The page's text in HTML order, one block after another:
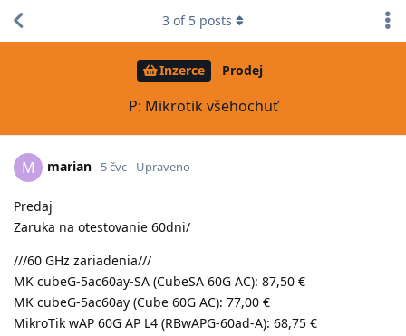
Inzerce Prodej
P: Mikrotik všehochuť
3 of 5 posts
M marian 5 čvc Upraveno
Predaj
Zaruka na otestovanie 60dni/
///60 GHz zariadenia///
MK cubeG-5ac60ay-SA (CubeSA 60G AC): 87,50 €
MK cubeG-5ac60ay (Cube 60G AC): 77,00 €
MikroTik wAP 60G AP L4 (RBwAPG-60ad-A): 68,75 €